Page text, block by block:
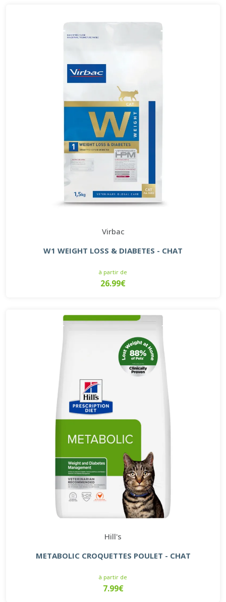
Virbac
W1 WEIGHT LOSS & DIABETES - CHAT
à partir de
26.99€
Hill's
METABOLIC CROQUETTES POULET - CHAT
à partir de
7.99€